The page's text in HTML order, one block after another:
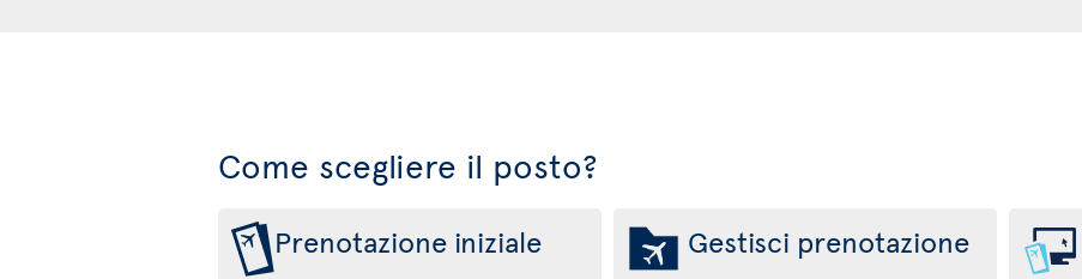
Come scegliere il posto?
Prenotazione iniziale Gestisci prenotazione